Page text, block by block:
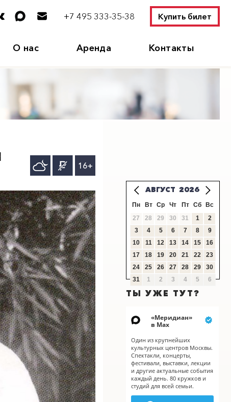
+7 495 333-35-38 Купить билет
О нас Аренда Контакты
16+
АВГУСТ 2026
Пн Вт Ср Чт Пт Сб
Вс
27
28 29 30 31 1
2
3
4 5 6 7 8
9
10
11 12 13 14 15
16
17
18 19 20 21 22
23
24
25 26 27 28 29
30
31
1 2 3 4 5 6
ТЫ УЖЕ ТУТ?
«Меридиан»
в Мах
Один из крупнейших
культурных центров Москвы.
Спектакли, концерты,
фестивали, выставки, лекции
и другие актуальные события
каждый день. 80 кружков и
студий для всей семьи.